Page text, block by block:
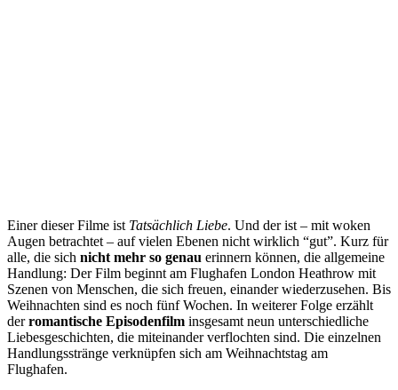
Einer dieser Filme ist Tatsächlich Liebe. Und der ist – mit woken
Augen betrachtet – auf vielen Ebenen nicht wirklich “gut”. Kurz für
alle, die sich nicht mehr so genau erinnern können, die allgemeine
Handlung: Der Film beginnt am Flughafen London Heathrow mit
Szenen von Menschen, die sich freuen, einander wiederzusehen. Bis
Weihnachten sind es noch fünf Wochen. In weiterer Folge erzählt
derromantische Episodenfilm insgesamt neun unterschiedliche
Liebesgeschichten, die miteinander verflochten sind. Die einzelnen
Handlungsstränge verknüpfen sich am Weihnachtstag am
Flughafen.